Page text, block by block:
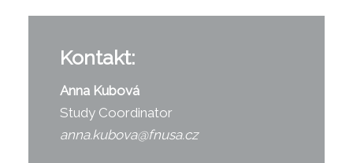
Kontakt:
Anna Kubová
Study Coordinator
anna.kubova@fnusa.cz